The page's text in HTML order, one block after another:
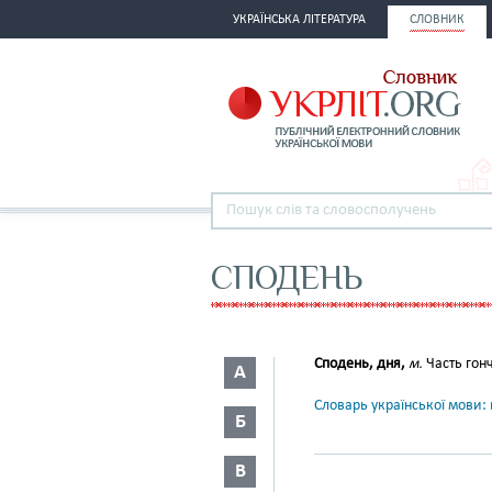
УКРАЇНСЬКА ЛІТЕРАТУРА СЛОВНИК
СПОДЕНЬ
А
Б
В
Сподень, дня, м. Часть
Словарь української